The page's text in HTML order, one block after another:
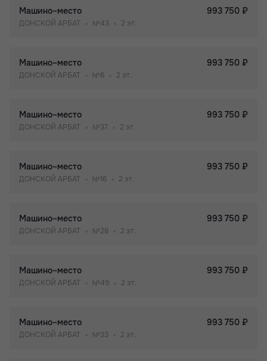
Машино–место 993 750 ₽
ДОНСКОЙ АРБАТ №43 2 эт.
Машино–место 993 750 ₽
ДОНСКОЙ АРБАТ №6 2 эт.
Машино–место 993 750 ₽
ДОНСКОЙ АРБАТ №37 2 эт.
Машино–место 993 750 ₽
ДОНСКОЙ АРБАТ №16 2 эт.
Машино–место 993 750 ₽
ДОНСКОЙ АРБАТ №28 2 эт.
Машино–место 993 750 ₽
ДОНСКОЙ АРБАТ №49 2 эт.
Машино–место 993 750 ₽
ДОНСКОЙ АРБАТ №33 2 эт.